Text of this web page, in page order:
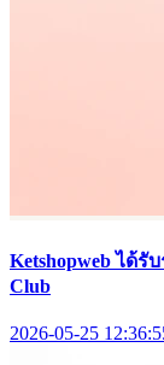
Ketshopweb ได้รั
Club
2026-05-25